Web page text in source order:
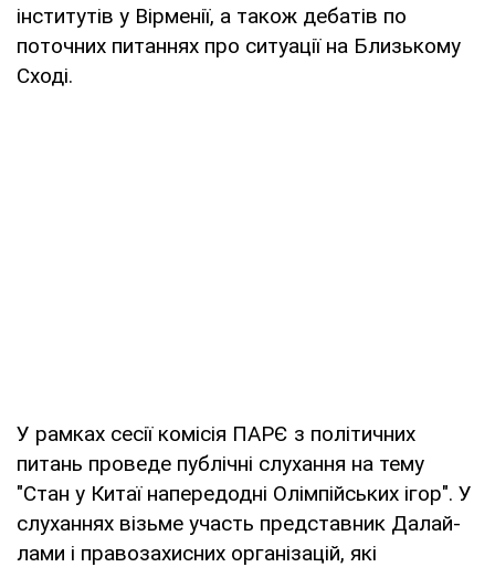
інститутів у Вірменії, а також дебатів по
поточних питаннях про ситуації на Близькому
Сході.
У рамках сесії комісія ПАРЄ з політичних
питань проведе публічні слухання на тему
"Стан у Китаї напередодні Олімпійських ігор". У
слуханнях візьме участь представник Далай-
лами і правозахисних організацій, які